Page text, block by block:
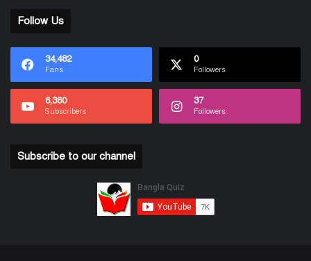
Follow Us
34,482
Fans
0
Followers
6,360
Subscribers
37
Followers
Subscribe to our channel